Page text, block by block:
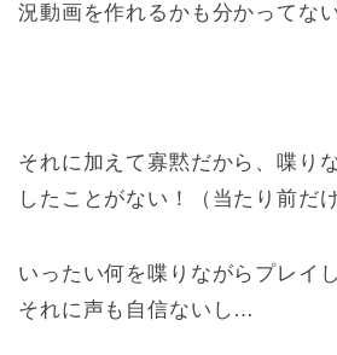
況動画を作れるかも分かってな
それに加えて寡黙だから、喋り
したことがない！（当たり前だけ
いったい何を喋りながらプレイ
それに声も自信ないし…